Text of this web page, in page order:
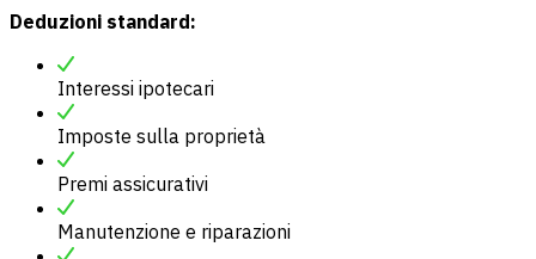
Deduzioni standard:
Interessi ipotecari
Imposte sulla proprietà
Premi assicurativi
Manutenzione e riparazioni